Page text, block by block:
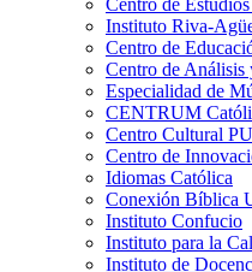
Centro de
Instituto Riva-
Centro de
Centro de
Especialidad de
CENTRUM
Centro Cultural
Centro de
Idiomas Católica
Conexión Bíblica
Instituto Confucio
Instituto para la
Instituto de